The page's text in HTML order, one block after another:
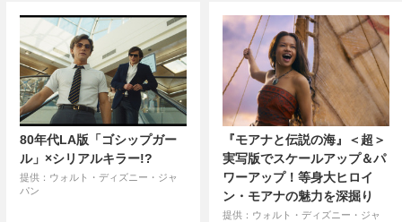
80年代LA版「ゴシップガー
ル」×シリアルキラー!?
提供：ウォルト・ディズニー・ジャ
パン
『モアナと伝説の海』＜超＞
実写版でスケールアップ＆パ
ワーアップ！等身大ヒロイ
ン・モアナの魅力を深掘り
提供：ウォルト・ディズニー・ジャ